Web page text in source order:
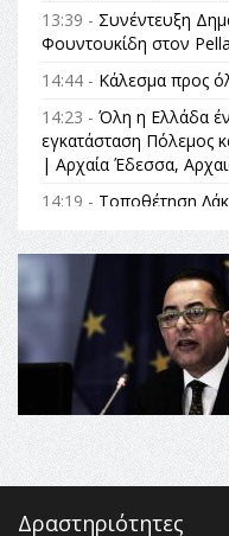
13:39 - Συνέντευξη
Φουντουκίδη στον
14:44 - Κάλεσμα προς
14:23 - Όλη η Ελλάδα
εγκατάσταση Πόλεμος
| Αρχαία Έδεσσα,
14:19 - Τοποθέτηση
Αναθεώρηση του
θεσμικές διαδικασίες
στις επόμενες γενιές»
16:35 - Το πρόγραμμα
Champions League!
16:27 -
Όλυμπος:
Κληρονομιάς της
Όλυμπος
αγαθό εξέχουσας
ανθρωπότητα
ΣΤΗΝ ΕΔΕΣΣΑ
Δραστηριότητες